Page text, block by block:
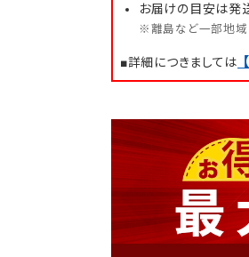
お届けの目安は発
※離島など一部地域
■詳細につきましては